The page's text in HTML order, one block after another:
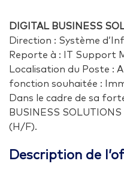
DIGITAL BUSINESS
Direction : Système
Reporte à : IT Support
Localisation du Poste :
fonction souhaitée :
Dans le cadre de sa
BUSINESS
(H/F).
Description de